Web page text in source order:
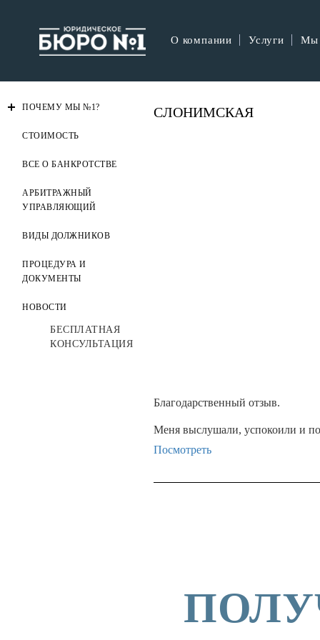
О компании Услуги Мы
ПОЧЕМУ МЫ №1?
СТОИМОСТЬ
ВСЕ О БАНКРОТСТВЕ
АРБИТРАЖНЫЙ
УПРАВЛЯЮЩИЙ
ВИДЫ ДОЛЖНИКОВ
ПРОЦЕДУРА И
ДОКУМЕНТЫ
НОВОСТИ
БЕСПЛАТНАЯ
КОНСУЛЬТАЦИЯ
СЛОНИМСКАЯ
Благодарственный отзыв.
Меня выслушали, успокоили и
Посмотреть